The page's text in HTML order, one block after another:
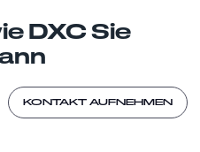
DXC Sie
KONTAKT AUFNEHMEN